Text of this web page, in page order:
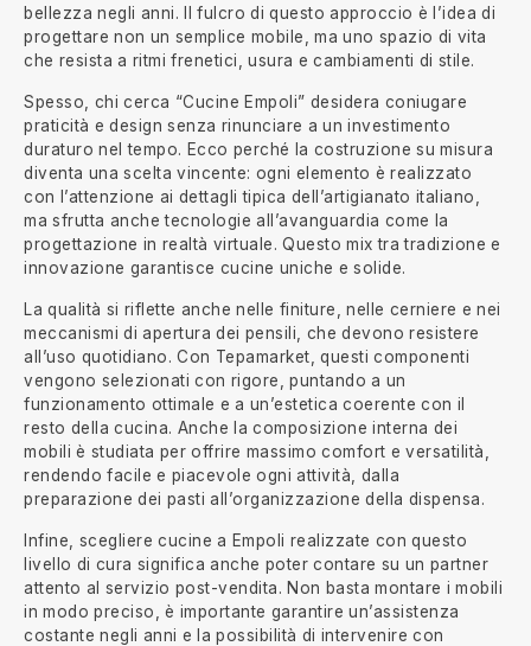
bellezza negli anni. Il fulcro di questo approccio è l’idea di
progettare non un semplice mobile, ma uno spazio di vita
che resista a ritmi frenetici, usura e cambiamenti di stile.
Spesso, chi cerca “Cucine Empoli” desidera coniugare
praticità e design senza rinunciare a un investimento
duraturo nel tempo. Ecco perché la costruzione su misura
diventa una scelta vincente: ogni elemento è realizzato
con l’attenzione ai dettagli tipica dell’artigianato italiano,
ma sfrutta anche tecnologie all’avanguardia come la
progettazione in realtà virtuale. Questo mix tra tradizione e
innovazione garantisce cucine uniche e solide.
La qualità si riflette anche nelle finiture, nelle cerniere e nei
meccanismi di apertura dei pensili, che devono resistere
all’uso quotidiano. Con Tepamarket, questi componenti
vengono selezionati con rigore, puntando a un
funzionamento ottimale e a un’estetica coerente con il
resto della cucina. Anche la composizione interna dei
mobili è studiata per offrire massimo comfort e versatilità,
rendendo facile e piacevole ogni attività, dalla
preparazione dei pasti all’organizzazione della dispensa.
Infine, scegliere cucine a Empoli realizzate con questo
livello di cura significa anche poter contare su un partner
attento al servizio post-vendita. Non basta montare i mobili
in modo preciso, è importante garantire un’assistenza
costante negli anni e la possibilità di intervenire con